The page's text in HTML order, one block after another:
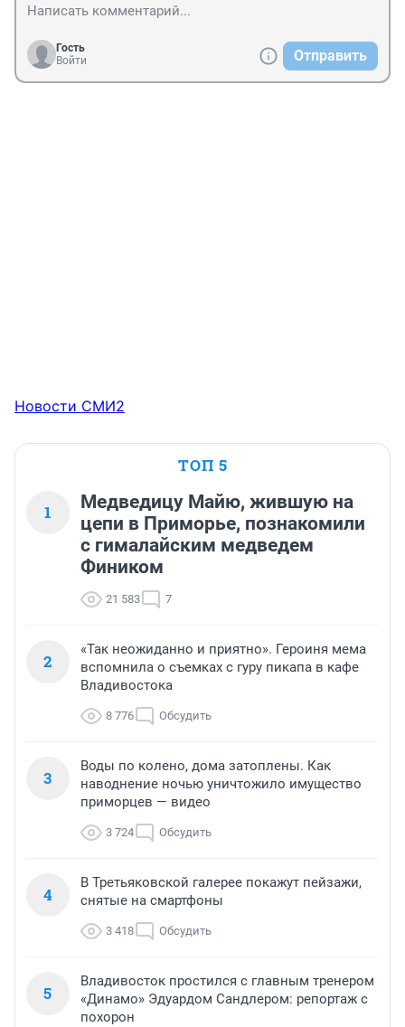
Гость
Войти
Отправить
Новости СМИ2
ТОП 5
1
Медведицу Майю, жившую на
цепи в Приморье, познакомили
с гималайским медведем
Фиником
21 583 7
2
«Так неожиданно и приятно». Героиня мема
вспомнила о съемках с гуру пикапа в кафе
Владивостока
8 776 Обсудить
3
Воды по колено, дома затоплены. Как
наводнение ночью уничтожило имущество
приморцев — видео
3 724 Обсудить
4
В Третьяковской галерее покажут пейзажи,
снятые на смартфоны
3 418 Обсудить
5
Владивосток простился с главным тренером
«Динамо» Эдуардом Сандлером: репортаж с
похорон